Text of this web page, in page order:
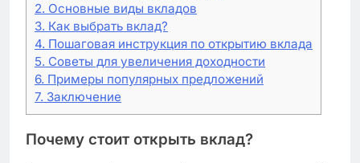
2. Основные виды вкладов
3. Как выбрать вклад?
4. Пошаговая инструкция по открытию вклада
5. Советы для увеличения доходности
6. Примеры популярных предложений
7. Заключение
Почему стоит открыть вклад?